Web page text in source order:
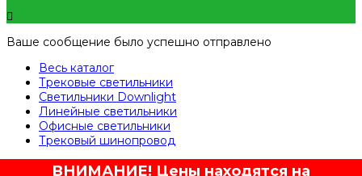
Ваше сообщение было успешно отправлено
Весь каталог
Трековые светильники
Светильники Downlight
Линейные светильники
Офисные светильники
Трековый шинопровод
ВНИМАНИЕ! Цены находятся на